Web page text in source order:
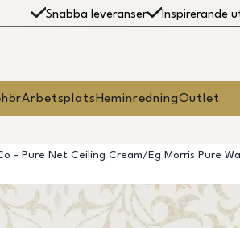
Snabba leveranser Inspirerande
Arbetsplats HeminredningOutlet
- Pure Net Ceiling Cream/Eg Morris Pure